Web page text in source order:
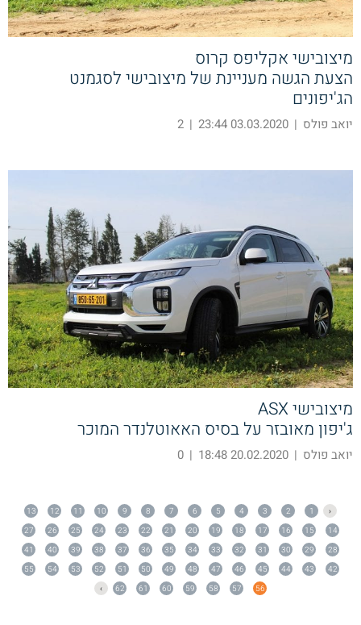
מיצובישי אקליפס קרוס
הצעת הגשה מעניינת של מיצובישי לסגמנט
הג'יפונים
יואב פולס |
03.03.2020 23:44
|
2
מיצובישי ASX
ג'יפון מאובזר על בסיס האאוטלנדר המוכר
יואב פולס |
20.02.2020 18:48
|
0
‹
1
2
3
4
5
6
7
8
9
10
11
12
13
14
15
16
17
18
19
20
21
22
23
24
25
26
27
28
29
30
31
32
33
34
35
36
37
38
39
40
41
42
43
44
45
46
47
48
49
50
51
52
53
54
55
56
57
58
59
60
61
62
›